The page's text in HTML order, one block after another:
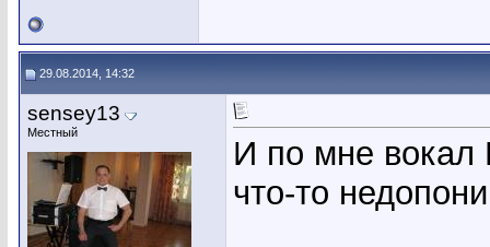
29.08.2014, 14:32
sensey13
Местный
И по мне
что-то